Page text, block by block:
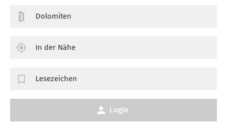
Dolomiten
In der Nähe
Lesezeichen
Login